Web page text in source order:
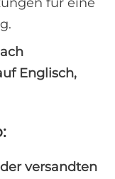
Englisch,
versandten